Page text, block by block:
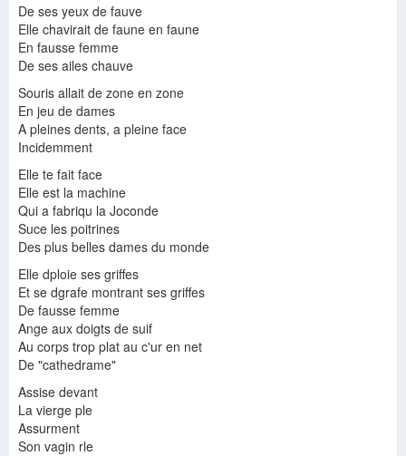
ange
ANGE
Super Girls Espionnage Film Complet en Français Netflix 2022
ange
De ses yeux de fauve
Elle chavirait de faune en faune
En fausse femme
De ses ailes chauve
Souris allait de zone en zone
En jeu de dames
A pleines dents, a pleine face
Incidemment
Elle te fait face
Elle est la machine
Qui a fabriqu la Joconde
Suce les poitrines
Des plus belles dames du monde
Elle dploie ses griffes
Et se dgrafe montrant ses griffes
De fausse femme
Ange aux doigts de suif
Au corps trop plat au c'ur en net
De "cathedrame"
Assise devant
La vierge ple
Assurment
Son vagin rle